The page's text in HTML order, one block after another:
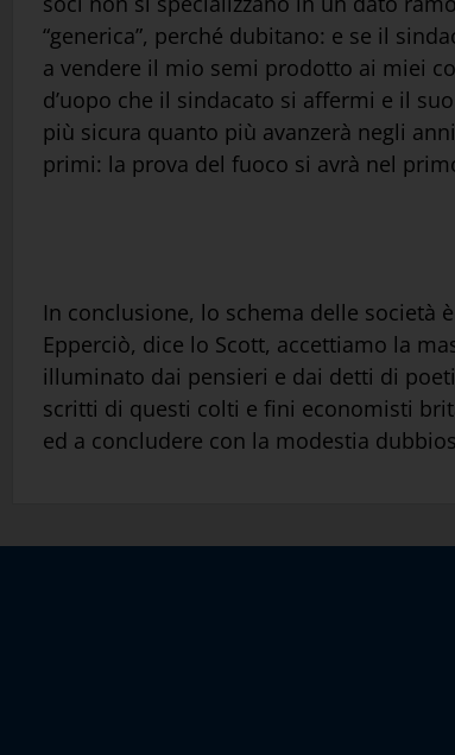
“generica”, perché dubitano: e se il
a vendere il mio semi prodotto ai miei
d’uopo che il sindacato si affermi e il
più sicura quanto più avanzerà negli
primi: la prova del fuoco si avrà nel
In conclusione, lo schema delle società
Epperciò, dice lo Scott, accettiamo la
illuminato dai pensieri e dai detti di
scritti di questi colti e fini economisti
ed a concludere con la modestia